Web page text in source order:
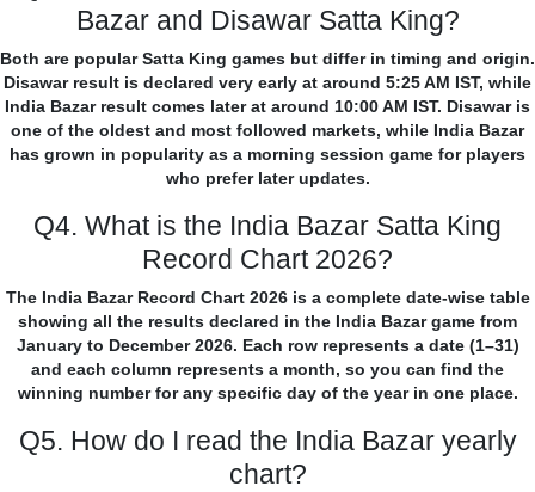
Bazar and Disawar Satta King?
Both are popular Satta King games but differ in timing and origin.
Disawar result is declared very early at around 5:25 AM IST, while
India Bazar result comes later at around 10:00 AM IST. Disawar is
one of the oldest and most followed markets, while India Bazar
has grown in popularity as a morning session game for players
who prefer later updates.
Q4. What is the India Bazar Satta King
Record Chart 2026?
The India Bazar Record Chart 2026 is a complete date-wise table
showing all the results declared in the India Bazar game from
January to December 2026. Each row represents a date (1–31)
and each column represents a month, so you can find the
winning number for any specific day of the year in one place.
Q5. How do I read the India Bazar yearly
chart?